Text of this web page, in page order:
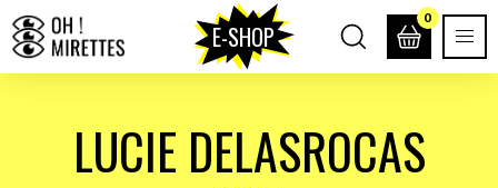
E-SHOP
0
LUCIE DELASROCAS